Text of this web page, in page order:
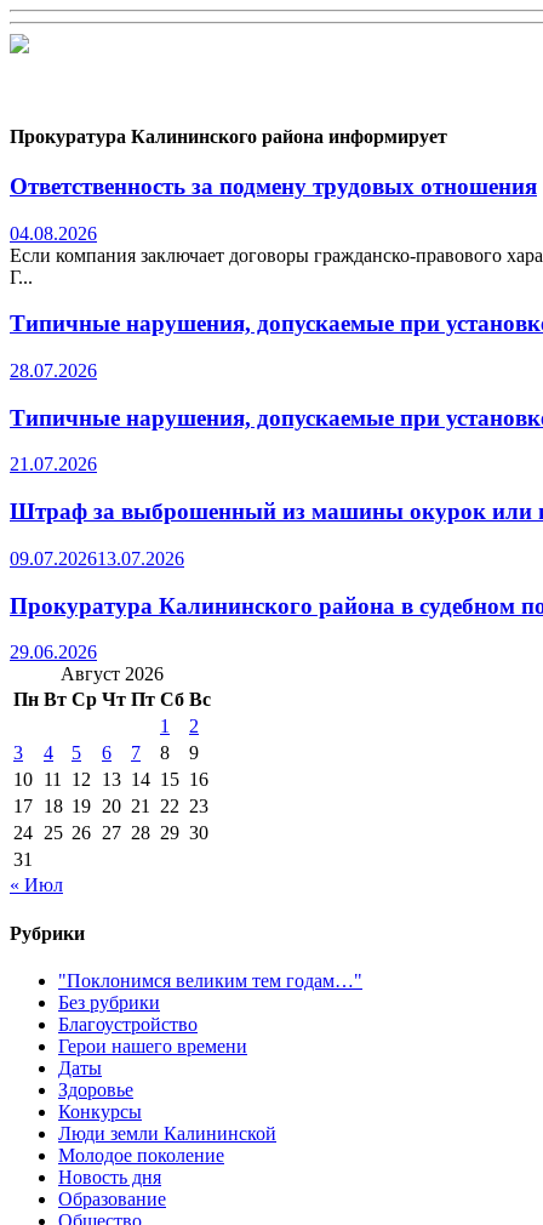
Прокуратура Калининского района информирует
Ответственность за подмену трудовых отношения
04.08.2026
Если компания заключает договоры гражданско-правового
Г...
Типичные нарушения, допускаемые при
28.07.2026
Типичные нарушения, допускаемые при
21.07.2026
Штраф за выброшенный из машины окурок или
09.07.202613.07.2026
Прокуратура Калининского района в судебном
29.06.2026
Август 2026
Пн Вт Ср Чт Пт Сб Вс
1
2
3
4 5 6 7 8
9
10 11 12 13 14 15 16
17 18 19 20 21 22 23
24 25 26 27 28 29 30
31
« Июл
Рубрики
"Поклонимся великим тем годам…"
Без рубрики
Благоустройство
Герои нашего времени
Даты
Здоровье
Конкурсы
Люди земли Калининской
Молодое поколение
Новость дня
Образование
Общество